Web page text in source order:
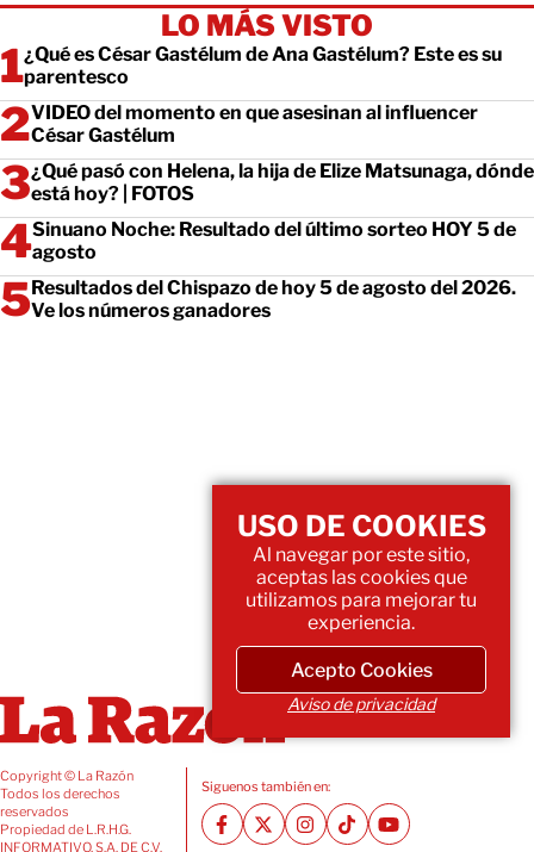
LO MÁS VISTO
¿Qué es César Gastélum de Ana Gastélum? Este es su
parentesco
VIDEO del momento en que asesinan al influencer
César Gastélum
¿Qué pasó con Helena, la hija de Elize Matsunaga, dónde
está hoy? | FOTOS
Sinuano Noche: Resultado del último sorteo HOY 5 de
agosto
Resultados del Chispazo de hoy 5 de agosto del 2026.
Ve los números ganadores
Copyright © La Razón
Todos los derechos
reservados
Propiedad de L.R.H.G.
INFORMATIVO, S.A. DE C.V.
Siguenos también en:
USO DE COOKIES
Al navegar por este sitio,
aceptas las cookies que
utilizamos para mejorar tu
experiencia.
Acepto Cookies
Aviso de privacidad